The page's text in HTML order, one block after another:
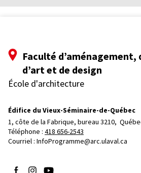
Faculté
d’art et de design
École d'architecture
Édifice du Vieux-Séminaire-de-Québec
1, côte de la Fabrique, bureau 3210,
Téléphone : 418 656-2543
Courriel : InfoProgramme@arc.ulaval.ca
Suivez-nous sur Facebook
Suivez-nous sur Instagram
Suivez-nous sur YouTube